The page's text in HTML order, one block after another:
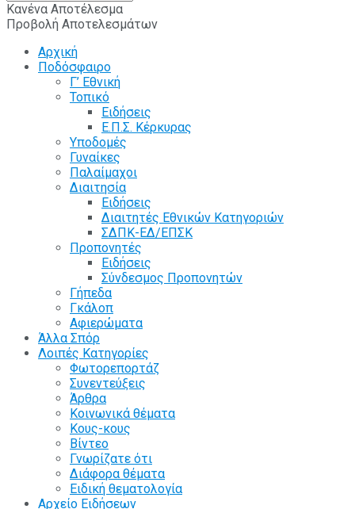
Κανένα Αποτέλεσμα
Προβολή Αποτελεσμάτων
Αρχική
Ποδόσφαιρο
Γ’ Εθνική
Τοπικό
Ειδήσεις
Ε.Π.Σ. Κέρκυρας
Υποδομές
Γυναίκες
Παλαίμαχοι
Διαιτησία
Ειδήσεις
Διαιτητές Εθνικών Κατηγοριών
ΣΔΠΚ-ΕΔ/ΕΠΣΚ
Προπονητές
Ειδήσεις
Σύνδεσμος Προπονητών
Γήπεδα
Γκάλοπ
Αφιερώματα
Άλλα Σπόρ
Λοιπές Κατηγορίες
Φωτορεπορτάζ
Συνεντεύξεις
Άρθρα
Κοινωνικά θέματα
Κους-κους
Βίντεο
Γνωρίζατε ότι
Διάφορα θέματα
Ειδική θεματολογία
Αρχείο Ειδήσεων